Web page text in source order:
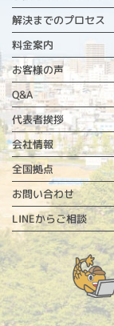
解決までのプロセス
料金案内
お客様の声
Q&A
代表者挨拶
会社情報
全国拠点
お問い合わせ
LINEからご相談